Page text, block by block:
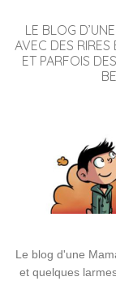
LE BLOG
AVEC DES
ET PARFOIS
Le blog d'une
et quelques